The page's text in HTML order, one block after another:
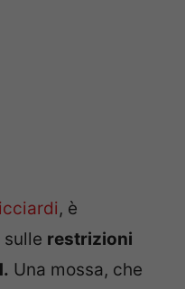
, è
restrizioni
Una mossa, che